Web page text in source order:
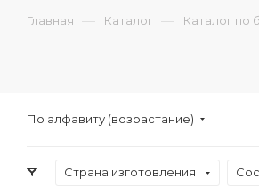
Главная — Каталог — Каталог по
По алфавиту (возрастание)
Страна изготовления